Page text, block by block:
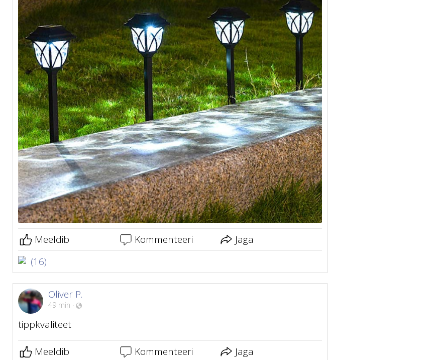
Meeldib Kommenteeri
Jaga
(16)
Oliver P.
49 min ·
tippkvaliteet
Meeldib Kommenteeri
Jaga